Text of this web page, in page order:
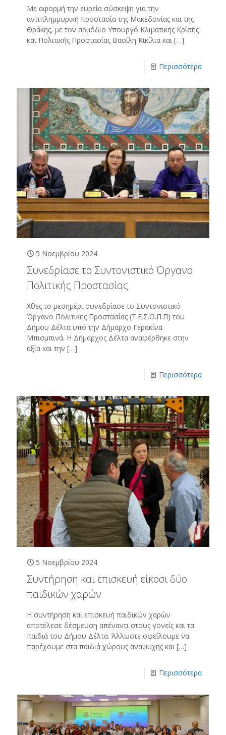
Με αφορμή την ευρεία σύσκεψη για την
αντιπλημμυρική προστασία της Μακεδονίας και της
Θράκης, με τον αρμόδιο Υπουργό Κλιματικής Κρίσης
και Πολιτικής Προστασίας Βασίλη Κικίλια και[…]
Περισσότερα
5 Νοεμβρίου 2024
Συνεδρίασε το Συντονιστικό Όργανο
Πολιτικής Προστασίας
Χθες το μεσημέρι συνεδρίασε το Συντονιστικό
Όργανο Πολιτικής Προστασίας (Τ.Ε.Σ.Ο.Π.Π) του
Δήμου Δέλτα υπό την Δήμαρχο Γερακίνα
Μπισμπινά. Η Δήμαρχος Δέλτα αναφέρθηκε στην
αξία και την […]
Περισσότερα
5 Νοεμβρίου 2024
Συντήρηση και επισκευή είκοσι δύο
παιδικών χαρών
Η συντήρηση και επισκευή παιδικών χαρών
αποτέλεσε δέσμευση απέναντι στους γονείς και τα
παιδιά του Δήμου Δέλτα. Άλλωστε οφείλουμε να
παρέχουμε στα παιδιά χώρους αναψυχής και […]
Περισσότερα